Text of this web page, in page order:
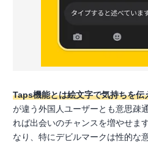
Taps機能とは絵文字で気持ちを伝
が違う外国人ユーザーとも意思疎
れば出会いのチャンスを増やせま
なり、特にデビルマークは性的な